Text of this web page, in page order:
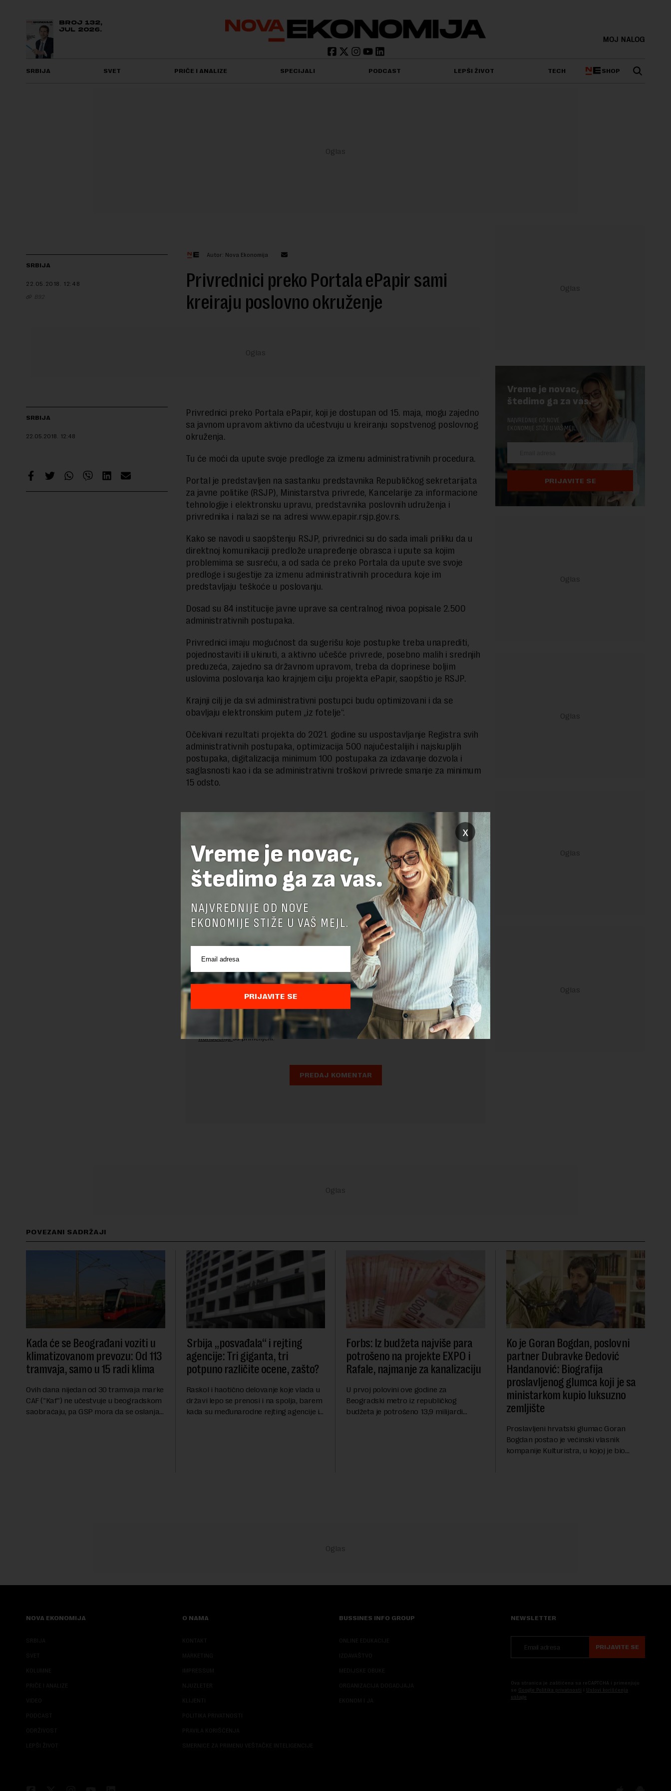
BROJ 132,
JUL 2026.
MOJ NALOG
SRBIJA SVET PRIČE I ANALIZE SPECIJALI PODCAST LEPŠI ŽIVOT TECH SHOP
SRBIJA
22.05.2018. 12:48
B92
Autor: Nova Ekonomija
Privrednici preko Portala ePapir sami
kreiraju poslovno okruženje
SRBIJA
22.05.2018. 12:48
Privrednici preko Portala ePapir, koji je dostupan od 15. maja, mogu zajedno
sa javnom upravom aktivno da učestvuju u kreiranju sopstvenog poslovnog
okruženja.
Tu će moći da upute svoje predloge za izmenu administrativnih procedura.
Portal je predstavljen na sastanku predstavnika Republičkog sekretarijata
za javne politike (RSJP), Ministarstva privrede, Kancelarije za informacione
tehnologije i elektronsku upravu, predstavnika poslovnih udruženja i
privrednika i nalazi se na adresi www.epapir.rsjp.gov.rs.
Kako se navodi u saopštenju RSJP, privrednici su do sada imali priliku da u
direktnoj komunikaciji predlože unapređenje obrasca i upute sa kojim
problemima se susreću, a od sada će preko Portala da upute sve svoje
predloge i sugestije za izmenu administrativnih procedura koje im
predstavljaju teškoće u poslovanju.
Dosad su 84 institucije javne uprave sa centralnog nivoa popisale 2.500
administrativnih postupaka.
Privrednici imaju mogućnost da sugerišu koje postupke treba unaprediti,
pojednostaviti ili ukinuti, a aktivno učešće privrede, posebno malih i srednjih
preduzeća, zajedno sa državnom upravom, treba da doprinese boljim
uslovima poslovanja kao krajnjem cilju projekta ePapir, saopštio je RSJP.
Krajnji cilj je da svi administrativni postupci budu optimizovani i da se
obavljaju elektronskim putem „iz fotelje“.
Očekivani rezultati projekta do 2021. godine su uspostavljanje Registra svih
administrativnih postupaka, optimizacija 500 najučestalijih i najskupljih
postupaka, digitalizacija minimum 100 postupaka za izdavanje dozvola i
saglasnosti kao i da se administrativni troškovi privrede smanje za minimum
15 odsto.
Preuzimanje delova teksta je dozvoljeno, ali uz obavezno navođenje izvora i uz postavljanje linka
OSTAVITE ODGOVOR
Pre slanja komentara, molimo vas da se upoznate sa
pravilima komentarisanja i pravilima
korišćenja sajta.
Sajt je zaštićen pomocu reCaptcha i Google. Google Politika Privatnostii Google Uslovi
Korišćenjasu primenjeni.
Vreme je novac,
štedimo ga za vas.
NAJVREDNIJE OD NOVE
EKONOMIJE STIŽE U VAŠ MEJL.
PRIJAVITE SE
POVEZANI SADRŽAJI
Kada će se Beograđani voziti u
klimatizovanom prevozu: Od 113
tramvaja, samo u 15 radi klima
Ovih dana nijedan od 30 tramvaja marke
CAF ("Kaf") ne učestvuje u beogradskom
saobraćaju, pa GSP mora da se oslanja
Srbija „posvađala“ i rejting
agencije: Tri giganta, tri
potpuno različite ocene, zašto?
Raskol i haotično delovanje koje vlada u
državi lepo se prenosi i na spolja, barem
kada su međunarodne rejting agencije i
Forbs: Iz budžeta najviše para
potrošeno na projekte EXPO i
Rafale, najmanje za kanalizaciju
U prvoj polovini ove godine za
Beogradski metro iz republičkog
budžeta je potrošeno 13,9 milijardi
Ko je Goran Bogdan, poslovni
partner Dubravke Đedović
Handanović: Biografija
proslavljenog glumca koji je sa
ministarkom kupio luksuzno
zemljište
Proslavljeni hrvatski glumac Goran
Bogdan postao je većinski vlasnik
kompanije Kulturistra, u kojoj je bio
NOVA EKONOMIJA
SRBIJA
SVET
KOLUMNE
PRIČE I ANALIZE
VIDEO
PODCAST
ODRŽIVOST
LEPŠI ŽIVOT
O NAMA
KONTAKT
MARKETING
IMPRESSUM
NJUZLETER
KLIJENTI
POLITIKA PRIVATNOSTI
PRAVILA KORIŠĆENJA
SMERNICE ZA PRIMENU VEŠTAČKE INTELIGENCIJE
BUSSINES INFO GROUP
ONLINE EDUKACIJE
IZDAVAŠTVO
MEDIJSKE OBUKE
ORGANIZACIJA DOGADJAJA
EKONOM I JA
NEWSLETTER
PRIJAVITE SE
Ova stranica je zaštićena sa reCAPTCHA i primenjuju
se Google Politika privatnosti i Uslovi korišćenja
usluge
x
Vreme je novac,
štedimo ga za vas.
NAJVREDNIJE OD NOVE
EKONOMIJE STIŽE U VAŠ MEJL.
PRIJAVITE SE